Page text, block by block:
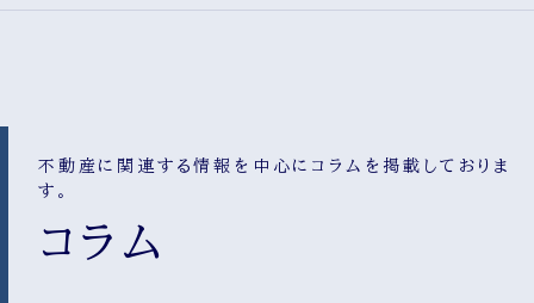
不動産に関連する情報を中心にコラムを掲載しておりま
す。
コラム